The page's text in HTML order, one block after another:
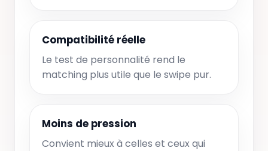
Compatibilité réelle
Le test de personnalité rend le
matching plus utile que le swipe pur.
Moins de pression
Convient mieux à celles et ceux qui